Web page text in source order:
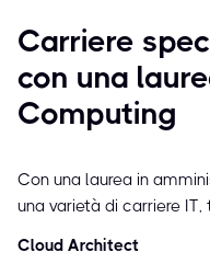
Carriere
con una
Computing
Con una laurea in
una varietà di carriere IT,
Cloud Architect